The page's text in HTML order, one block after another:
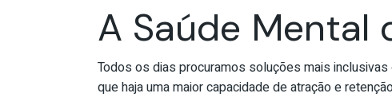
A Saúde Mental
Todos os dias procuramos soluções mais
que haja uma maior capacidade de atração e